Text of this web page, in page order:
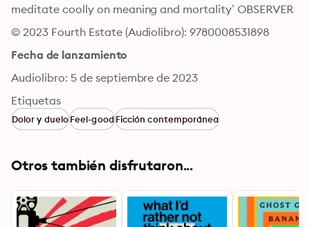
meditate coolly on meaning and mortality’ OBSERVER
© 2023 Fourth Estate (Audiolibro): 9780008531898
Fecha de lanzamiento
Audiolibro: 5 de septiembre de 2023
Etiquetas
Dolor y dueloFeel-goodFicción contemporánea
Otros también disfrutaron...